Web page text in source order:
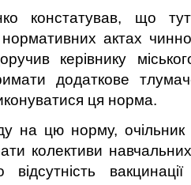
констатував, що
нормативних актах
керівнику
додаткове
ця норма.
на цю норму, очільник
колективи